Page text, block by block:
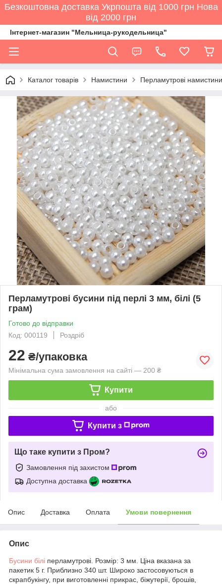
Безкоштовна доставка Укрпошта від 1000 грн Нова
від 2000 грн
Інтернет-магазин "Мельница-рукодельница"
Каталог товарів Намистини Перламутрові
Перламутрові бусини під перлі 3 мм, білі (5
грам)
Готово до відправки
Код: 000119
Роздріб
22 ₴/упаковка
Мінімальна сума замовлення на сайті — 200 ₴
Купити
або
Купити з
Що таке купити з Пром?
Замовлення під захистом
Доступна доставка
Опис Доставка Оплата Умови повернення
Опис
Бусини білі перламутрові. Розмір: 3 мм. Ціна вказана за
пакетик 5 г. Приблизно 340 шт. Широко застосовуються в
скрапбукінгу, при виготовленні прикрас, біжутерії, брошів,